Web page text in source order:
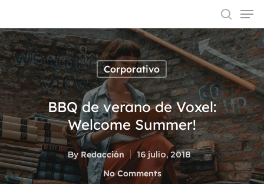
Hit enter to search or ESC to close
Corporativo
BBQ de verano de Voxel:
Welcome Summer!
By Redacción
16 julio, 2018
No Comments